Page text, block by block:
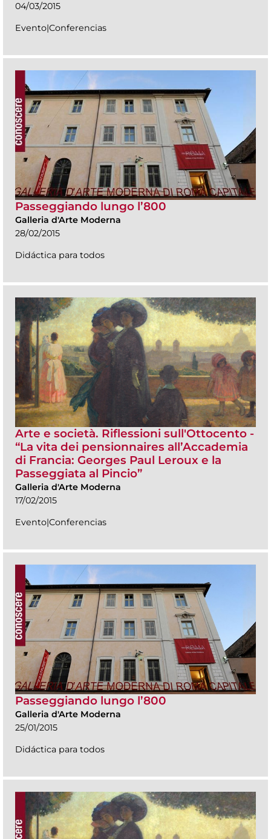
04/03/2015
Evento|Conferencias
Passeggiando lungo l’800
Galleria d'Arte Moderna
28/02/2015
Didáctica para todos
Arte e società. Riflessioni sull'Ottocento -
“La vita dei pensionnaires all’Accademia
di Francia: Georges Paul Leroux e la
Passeggiata al Pincio”
Galleria d'Arte Moderna
17/02/2015
Evento|Conferencias
Passeggiando lungo l’800
Galleria d'Arte Moderna
25/01/2015
Didáctica para todos